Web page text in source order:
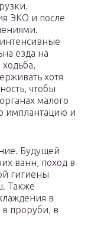
ЭКО и после
езда на
хотя
чтобы
малого
имплантацию и
Будущей
ванн, поход в
гигиены
Также
в
проруби, в